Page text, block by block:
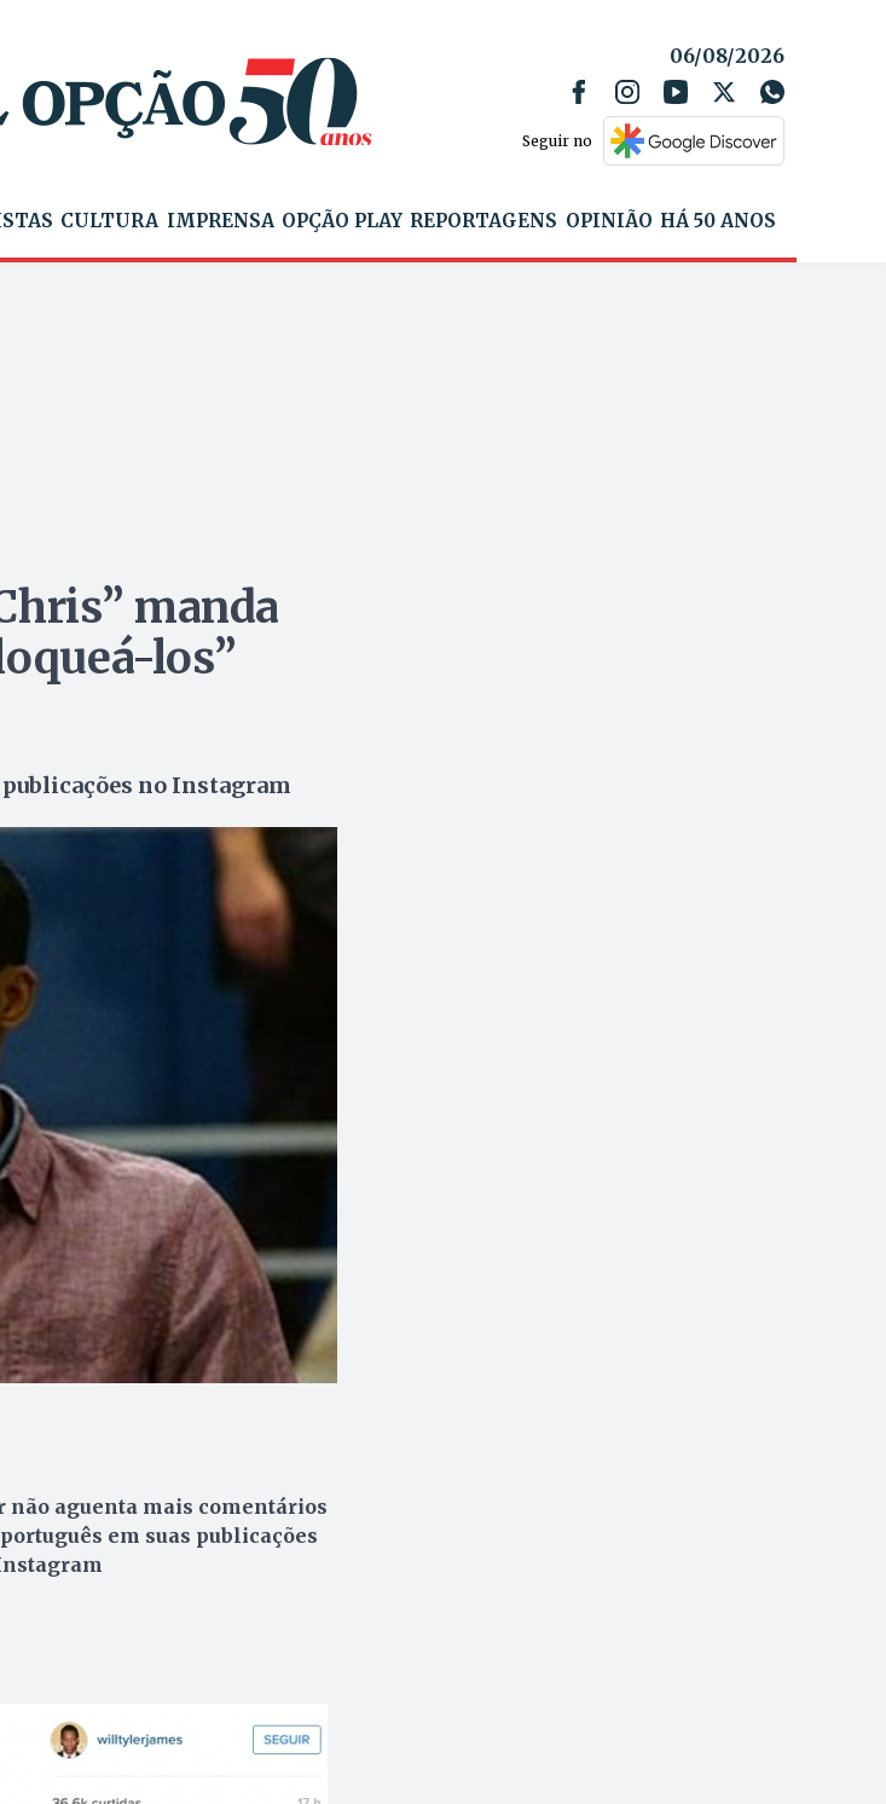
06/08/2026
Seguir no
CULTURA IMPRENSA OPÇÃO PLAY REPORTAGENS OPINIÃO HÁ 50 ANOS
manda
los”
no Instagram
não aguenta mais comentários
em suas publicações